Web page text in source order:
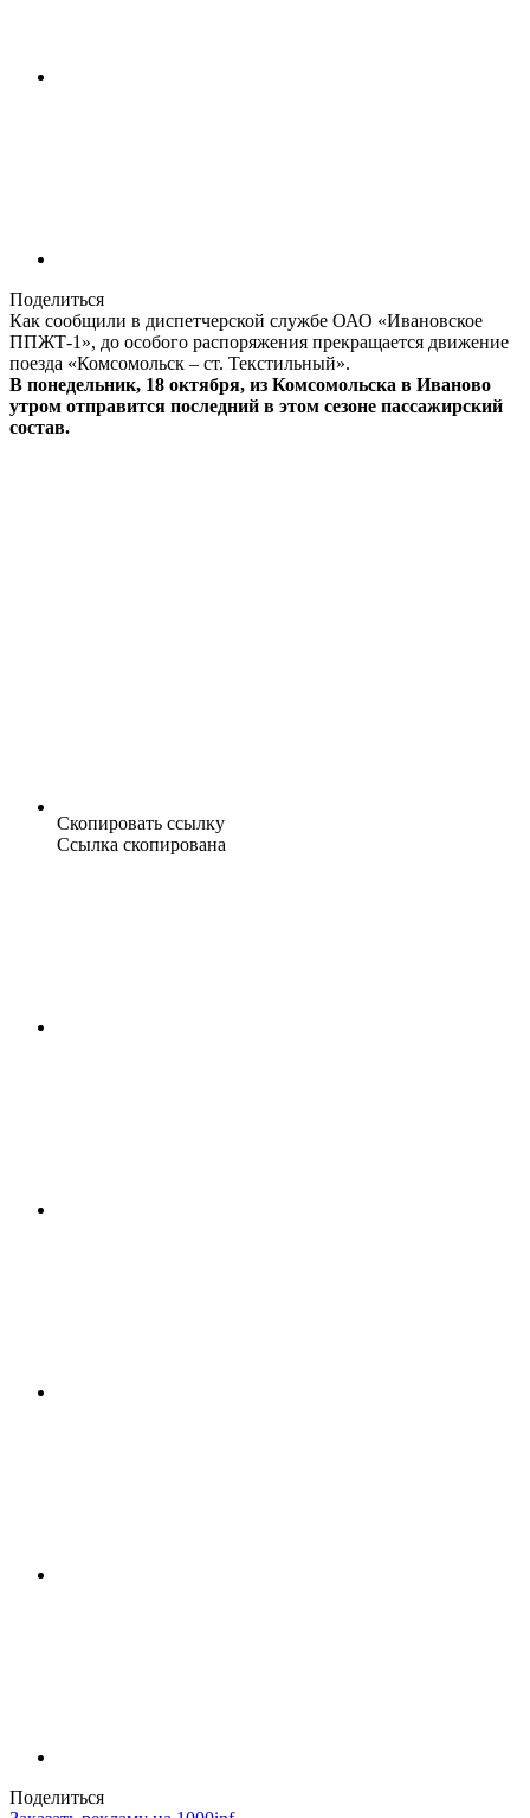
Поделиться
Как сообщили в диспетчерской службе ОАО «Ивановское
ППЖТ-1», до особого распоряжения прекращается движение
поезда «Комсомольск – ст. Текстильный».
В понедельник, 18 октября, из Комсомольска в Иваново
утром отправится последний в этом сезоне пассажирский
состав.
Скопировать ссылку
Ссылка скопирована
Поделиться